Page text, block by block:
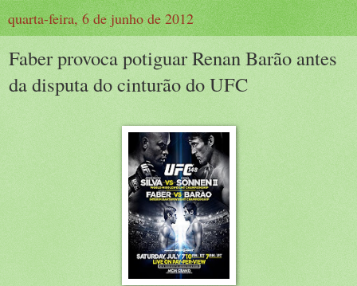
quarta-feira, 6 de junho de 2012
Faber provoca potiguar Renan Barão antes
da disputa do cinturão do UFC